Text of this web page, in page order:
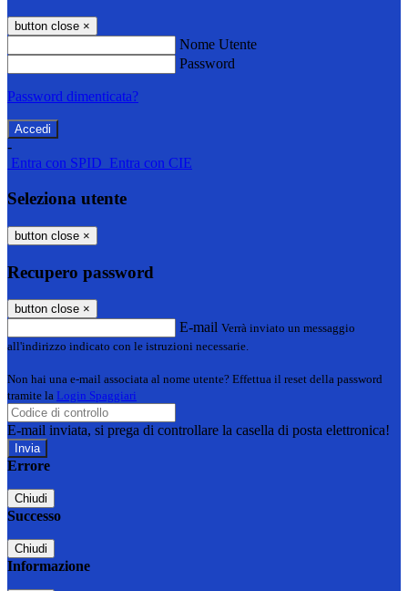
button close ×
Nome Utente
Password
Password dimenticata?
-
Entra con SPID Entra con CIE
Seleziona utente
button close ×
Recupero password
button close ×
E-mail Verrà inviato un messaggio
all'indirizzo indicato con le istruzioni necessarie.
Non hai una e-mail associata al nome utente? Effettua il reset della password
tramite la Login Spaggiari
E-mail inviata, si prega di controllare la casella di posta elettronica!
Errore
Chiudi
Successo
Chiudi
Informazione